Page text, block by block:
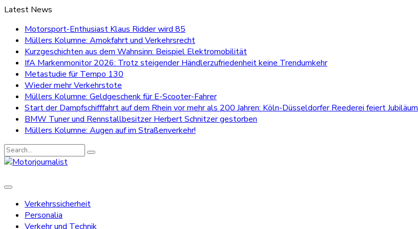
Latest News
Motorsport-Enthusiast Klaus Ridder wird 85
Müllers Kolumne: Amokfahrt und Verkehrsrecht
Kurzgeschichten aus dem Wahnsinn: Beispiel Elektromobilität
IfA Markenmonitor 2026: Trotz steigender Händlerzufriedenheit keine Trendumkehr
Metastudie für Tempo 130
Wieder mehr Verkehrstote
Müllers Kolumne: Geldgeschenk für E-Scooter-Fahrer
Start der Dampfschifffahrt auf dem Rhein vor mehr als 200 Jahren: Köln-Düsseldorfer Reederei feiert Jubiläum
BMW Tuner und Rennstallbesitzer Herbert Schnitzer gestorben
Müllers Kolumne: Augen auf im Straßenverkehr!
Search
for:
Verkehrssicherheit
Personalia
Verkehr und Technik